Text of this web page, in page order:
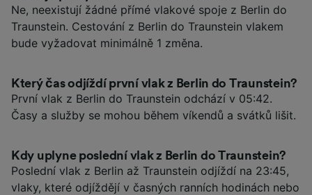
Ne, neexistují žádné přímé vlakové spoje z Berlin do
Traunstein. Cestování z Berlin do Traunstein vlakem
bude vyžadovat minimálně 1 změna.
Který čas odjíždí první vlak z Berlin do Traunstein?
První vlak z Berlin do Traunstein odchází v 05:42.
Časy a služby se mohou během víkendů a svátků lišit.
Kdy uplyne poslední vlak z Berlin do Traunstein?
Poslední vlak z Berlin až Traunstein odjíždí na 23:45,
vlaky, které odjíždějí v časných ranních hodinách nebo